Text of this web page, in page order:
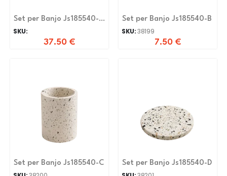
Set per Banjo Js185540-
A,B,C,D,G
SKU:
37.50 €
Set per Banjo Js185540-B
SKU:38199
7.50 €
Set per Banjo Js185540-C Set per Banjo Js185540-D